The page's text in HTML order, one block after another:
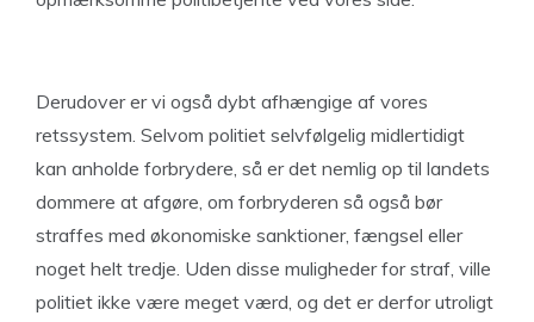
Derudover er vi også dybt afhængige af vores
retssystem. Selvom politiet selvfølgelig midlertidigt
kan anholde forbrydere, så er det nemlig op til landets
dommere at afgøre, om forbryderen så også bør
straffes med økonomiske sanktioner, fængsel eller
noget helt tredje. Uden disse muligheder for straf, ville
politiet ikke være meget værd, og det er derfor utroligt